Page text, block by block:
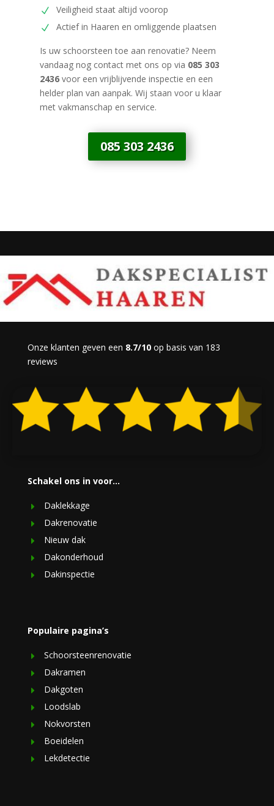
Veiligheid staat altijd voorop
Actief in Haaren en omliggende plaatsen
Is uw schoorsteen toe aan renovatie? Neem
vandaag nog contact met ons op via 085 303
2436voor een vrijblijvende inspectie en een
helder plan van aanpak. Wij staan voor u klaar
met vakmanschap en service.
085 303 2436
Onze klanten geven een 8.7/10 op basis van 183
reviews
Schakel ons in voor…
Daklekkage
Dakrenovatie
Nieuw dak
Dakonderhoud
Dakinspectie
Populaire pagina’s
Schoorsteenrenovatie
Dakramen
Dakgoten
Loodslab
Nokvorsten
Boeidelen
Lekdetectie